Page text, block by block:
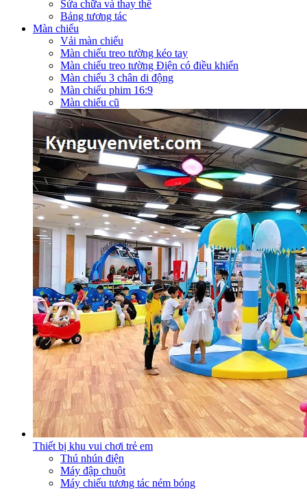
Sửa chữa và thay thế
Bảng tương tác
Màn chiếu
Vải màn chiếu
Màn chiếu treo tường kéo tay
Màn chiếu treo tường Điện có điều khiển
Màn chiếu 3 chân di động
Màn chiếu phim 16:9
Màn chiếu cũ
Thiết bị khu vui chơi trẻ em
Thú nhún điện
Máy đập chuột
Máy chiếu tương tác ném bóng